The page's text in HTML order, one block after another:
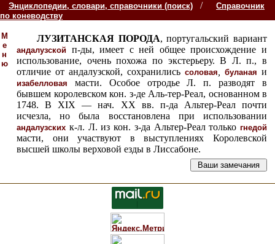
Энциклопедии, словари, справочники (поиск) /
Справочник
по коневодству
М
е
н
ю
ЛУЗИТАНСКАЯ ПОРОДА, португальский вариант
андалузской п-ды, имеет с ней общее происхождение и
использование, очень похожа по экстерьеру. В Л. п., в
отличие от андалузской, сохранились соловая буланая и
изабелловая
масти. Особое отродье Л. п. разводят в
бывшем королевском кон. з-де Аль-тер-Реал, основанном в
1748. В XIX — нач. XX вв. п-да Альтер-Реал почти
исчезла, но была восстановлена при использовании
андалузских к-л. Л. из кон. з-да Альтер-Реал только гнедой
масти, они участвуют в выступлениях Королевской
высшей школы верховой езды в Лиссабоне.